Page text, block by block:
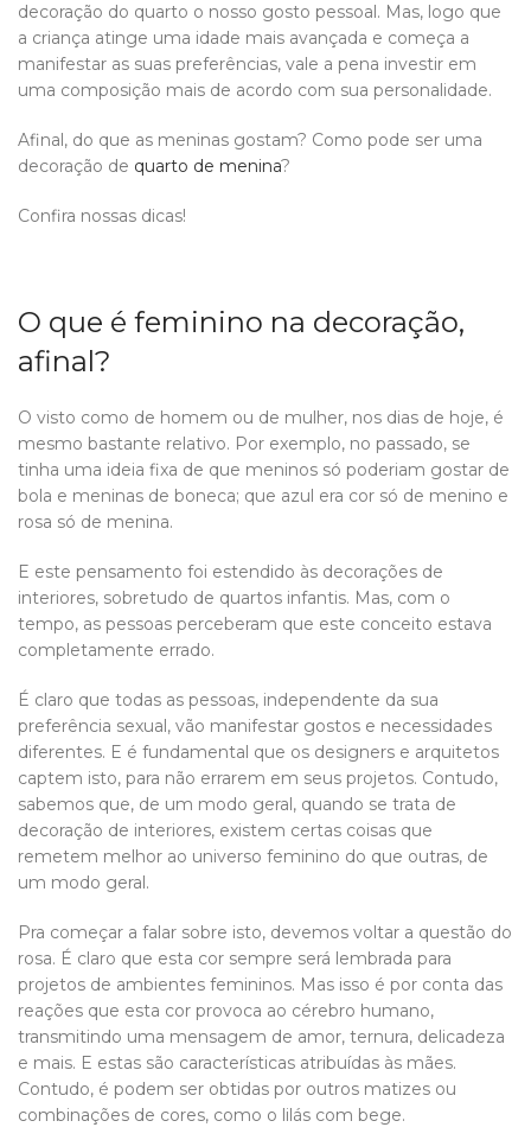
decoração do quarto o nosso gosto pessoal. Mas, logo que
a criança atinge uma idade mais avançada e começa a
manifestar as suas preferências, vale a pena investir em
uma composição mais de acordo com sua personalidade.
Afinal, do que as meninas gostam? Como pode ser uma
decoração de quarto de menina?
Confira nossas dicas!
O que é feminino na decoração,
afinal?
O visto como de homem ou de mulher, nos dias de hoje, é
mesmo bastante relativo. Por exemplo, no passado, se
tinha uma ideia fixa de que meninos só poderiam gostar de
bola e meninas de boneca; que azul era cor só de menino e
rosa só de menina.
E este pensamento foi estendido às decorações de
interiores, sobretudo de quartos infantis. Mas, com o
tempo, as pessoas perceberam que este conceito estava
completamente errado.
É claro que todas as pessoas, independente da sua
preferência sexual, vão manifestar gostos e necessidades
diferentes. E é fundamental que os designers e arquitetos
captem isto, para não errarem em seus projetos. Contudo,
sabemos que, de um modo geral, quando se trata de
decoração de interiores, existem certas coisas que
remetem melhor ao universo feminino do que outras, de
um modo geral.
Pra começar a falar sobre isto, devemos voltar a questão do
rosa. É claro que esta cor sempre será lembrada para
projetos de ambientes femininos. Mas isso é por conta das
reações que esta cor provoca ao cérebro humano,
transmitindo uma mensagem de amor, ternura, delicadeza
e mais. E estas são características atribuídas às mães.
Contudo, é podem ser obtidas por outros matizes ou
combinações de cores, como o lilás com bege.